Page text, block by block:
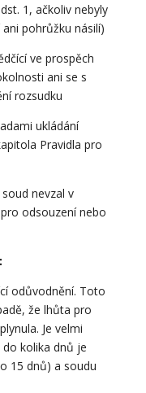
1, ačkoliv nebyly
pohrůžku násilí)
ve prospěch
ani se s
rozsudku
ukládání
Pravidla pro
nevzal v
odsouzení nebo
odůvodnění. Toto
že lhůta pro
Je velmi
kolika dnů je
15 dnů) a soudu